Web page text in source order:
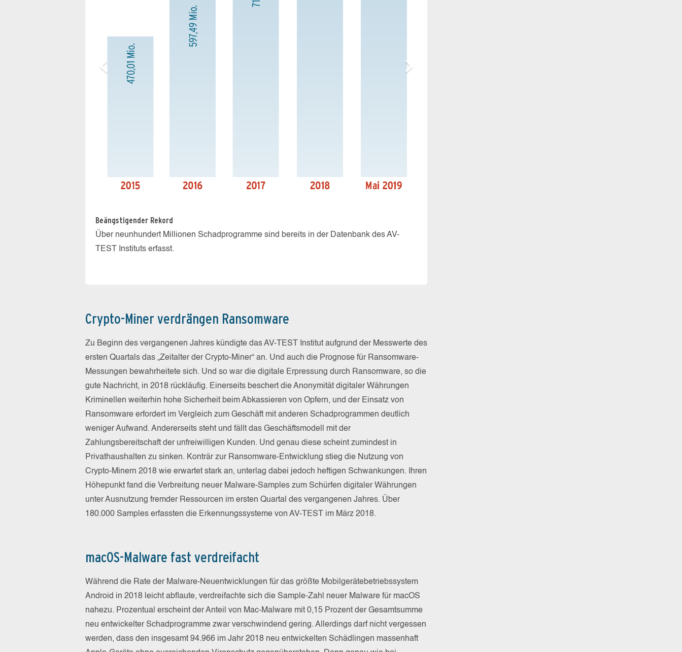
Beängstigender Rekord
Über neunhundert Millionen Schadprogramme sind bereits in der Datenbank des AV-
TEST Instituts erfasst.
Crypto-Miner verdrängen Ransomware
Zu Beginn des vergangenen Jahres kündigte das AV-TEST Institut aufgrund der Messwerte des
ersten Quartals das „Zeitalter der Crypto-Miner“ an. Und auch die Prognose für Ransomware-
Messungen bewahrheitete sich. Und so war die digitale Erpressung durch Ransomware, so die
gute Nachricht, in 2018 rückläufig. Einerseits beschert die Anonymität digitaler Währungen
Kriminellen weiterhin hohe Sicherheit beim Abkassieren von Opfern, und der Einsatz von
Ransomware erfordert im Vergleich zum Geschäft mit anderen Schadprogrammen deutlich
weniger Aufwand. Andererseits steht und fällt das Geschäftsmodell mit der
Zahlungsbereitschaft der unfreiwilligen Kunden. Und genau diese scheint zumindest in
Privathaushalten zu sinken. Konträr zur Ransomware-Entwicklung stieg die Nutzung von
Crypto-Minern 2018 wie erwartet stark an, unterlag dabei jedoch heftigen Schwankungen. Ihren
Höhepunkt fand die Verbreitung neuer Malware-Samples zum Schürfen digitaler Währungen
unter Ausnutzung fremder Ressourcen im ersten Quartal des vergangenen Jahres. Über
180.000 Samples erfassten die Erkennungssysteme von AV-TEST im März 2018.
macOS-Malware fast verdreifacht
Während die Rate der Malware-Neuentwicklungen für das größte Mobilgerätebetriebssystem
Android in 2018 leicht abflaute, verdreifachte sich die Sample-Zahl neuer Malware für macOS
nahezu. Prozentual erscheint der Anteil von Mac-Malware mit 0,15 Prozent der Gesamtsumme
neu entwickelter Schadprogramme zwar verschwindend gering. Allerdings darf nicht vergessen
werden, dass den insgesamt 94.966 im Jahr 2018 neu entwickelten Schädlingen massenhaft